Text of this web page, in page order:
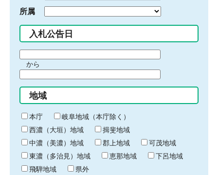
所属
入札公告日
間
始
り
から
間
終
わ
り
地域
本庁
岐阜地域（本庁除く）
西濃（大垣）地域
揖斐地域
中濃（美濃）地域
郡上地域
可茂地域
東濃（多治見）地域
恵那地域
下呂地域
飛騨地域
県外